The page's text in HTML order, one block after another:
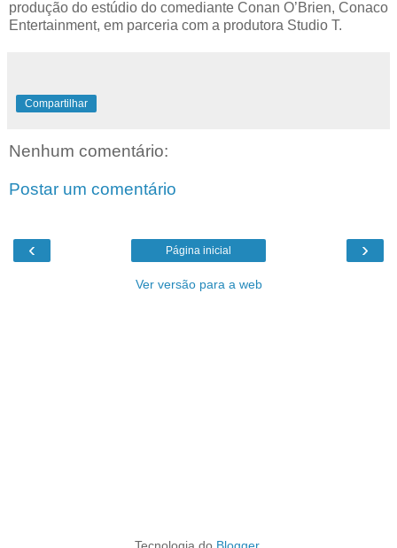
produção do estúdio do comediante Conan O’Brien, Conaco
Entertainment, em parceria com a produtora Studio T.
Compartilhar
Nenhum comentário:
Postar um comentário
‹ ›
Página inicial
Ver versão para a web